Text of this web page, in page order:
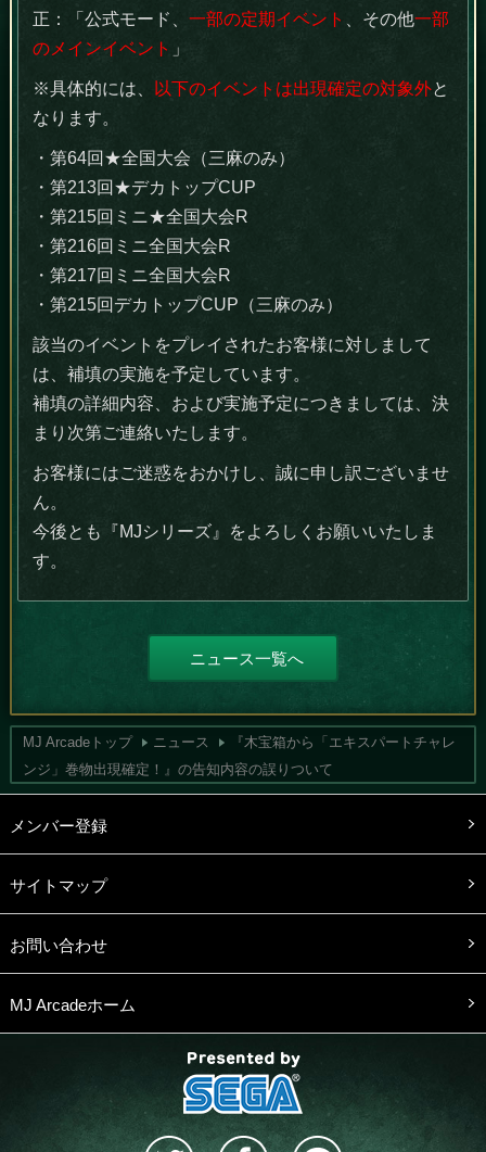
正：「公式モード、一部の定期イベント 、その他一部
のメインイベント 」
※具体的には、 以下のイベントは出現確定の対象外と
なります。
・第64回★全国大会（三麻のみ）
・第213回★デカトップCUP
・第215回ミニ★全国大会R
・第216回ミニ全国大会R
・第217回ミニ全国大会R
・第215回デカトップCUP（三麻のみ）
該当のイベントをプレイされたお客様に対しまして
は、補填の実施を予定しています。
補填の詳細内容、および実施予定につきましては、決
まり次第ご連絡いたします。
お客様にはご迷惑をおかけし、誠に申し訳ございませ
ん。
今後とも『MJシリーズ』をよろしくお願いいたしま
す。
ニュース一覧へ
MJ Arcadeトップ ニュース
『木宝箱から「エキスパートチャレ
ンジ」巻物出現確定！』の告知内容の誤りついて
メンバー登録
サイトマップ
お問い合わせ
MJ Arcadeホーム